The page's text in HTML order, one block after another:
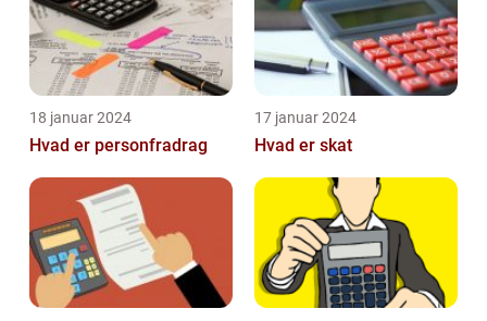
18 januar 2024
Hvad er personfradrag
17 januar 2024
Hvad er skat